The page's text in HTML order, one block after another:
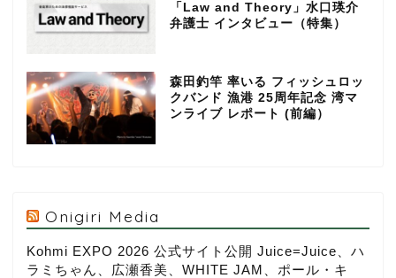
「Law and Theory」水口瑛介
弁護士 インタビュー（特集）
森田釣竿 率いる フィッシュロッ
クバンド 漁港 25周年記念 湾マ
ンライブ レポート (前編）
Onigiri Media
Kohmi EXPO 2026 公式サイト公開 Juice=Juice、ハ
ラミちゃん、広瀬香美、WHITE JAM、ポール・キ